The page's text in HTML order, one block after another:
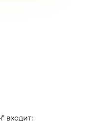
входит: